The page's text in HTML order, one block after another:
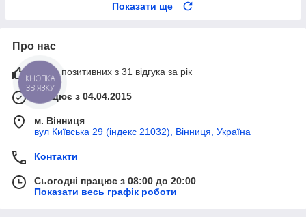
Показати ще
Про нас
100% позитивних з 31 відгука за рік
Працює з 04.04.2015
м. Вінниця
вул Київська 29 (індекс 21032), Вінниця, Україна
Контакти
Сьогодні працює з 08:00 до 20:00
Показати весь графік роботи
КНОПКА
ЗВ'ЯЗКУ